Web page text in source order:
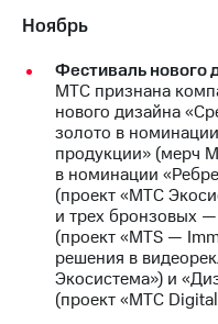
Личный
кабинет
акционера
Акционерный
капитал
Контроль
и
аудит
Рынок
акций
Описание
Ноябрь
Фестиваль нового
МТС признана
нового дизайна
золото в
продукции» (мерч
в номинации
(проект «МТС
и трех бронзовых
(проект «MTS —
решения в
Экосистема») и
(проект «МТС